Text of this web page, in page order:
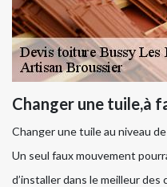
Changer une tuile,à
Changer une tuile au niveau
Un seul faux mouvement
d’installer dans le meilleur des